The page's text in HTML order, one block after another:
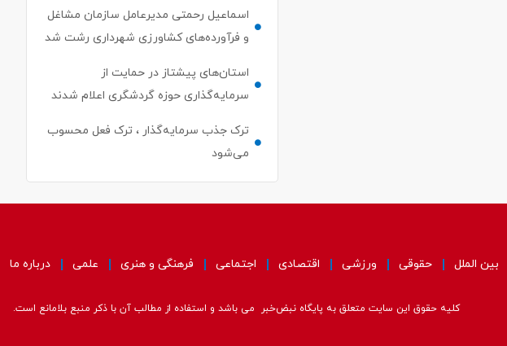
اسماعیل رحمتی مدیرعامل سازمان مشاغل
و فرآورده‌های کشاورزی شهرداری رشت شد
استان‌های پیشتاز در حمایت از
سرمایه‌گذاری حوزه گردشگری اعلام شدند
ترک جذب سرمایه‌گذار ، ترک فعل محسوب
می‌شود
بین الملل حقوقی ورزشی اقتصادی اجتماعی فرهنگی و هنری علمی درباره ما
کلیه حقوق این سایت متعلق به پایگاه نبض‌خبر می باشد و استفاده از مطالب آن با ذکر منبع بلامانع است.